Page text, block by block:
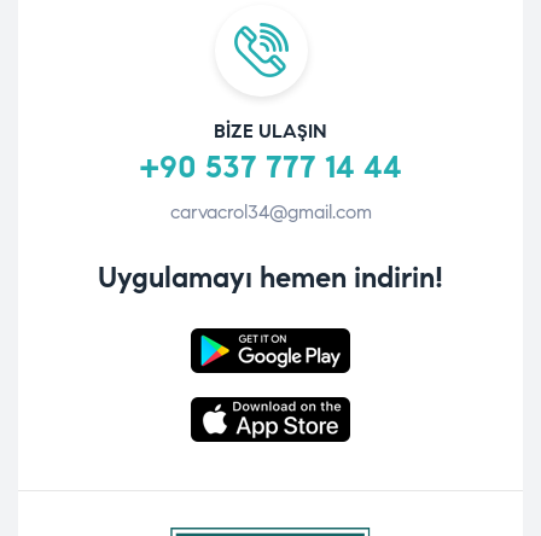
BIZE ULAŞIN
+90 537 777 14 44
carvacrol34@gmail.com
Uygulamayı hemen indirin!